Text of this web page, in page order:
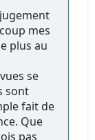
mes
plus au
se
sont
fait de
Que
pas